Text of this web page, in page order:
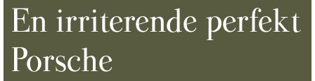
En irriterende perfekt
Porsche